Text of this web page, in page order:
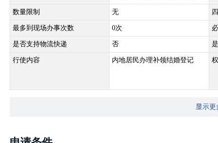
数量限制 无
最多到现场办事次数 0次
是否支持物流快递 否
行使内容 内地居民办理补领结婚登记
显示更